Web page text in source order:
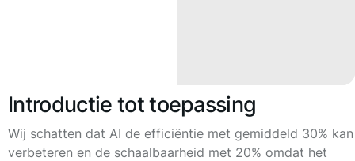
Introductie tot toepassing
Wij schatten dat AI de efficiëntie met gemiddeld 30% kan
verbeteren en de schaalbaarheid met 20% omdat het